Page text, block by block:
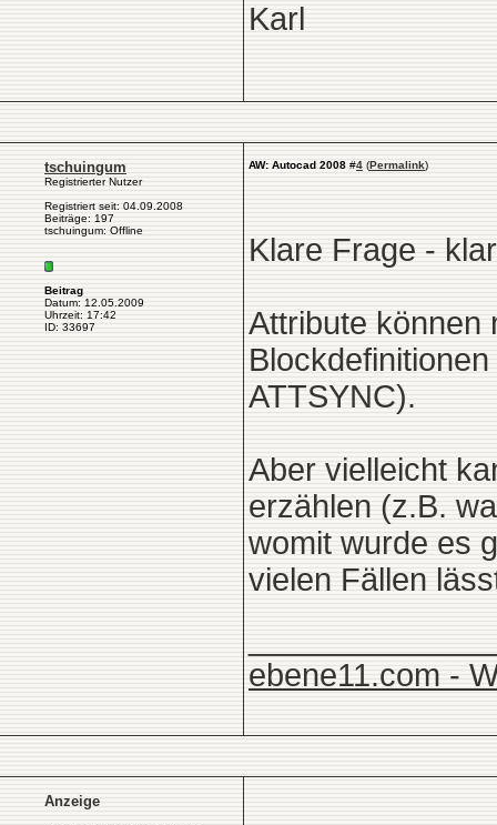
Karl
tschuingum
Registrierter Nutzer
Registriert seit: 04.09.2008
Beiträge: 197
tschuingum: Offline
Beitrag
Datum: 12.05.2009
Uhrzeit: 17:42
ID: 33697
AW: Autocad 2008 #4 (Permalink)
Klare Frage -
Attribute können
ATTSYNC).
Aber vielleicht
erzählen (z.B.
womit wurde es
vielen Fällen
ebene11.com -
Anzeige